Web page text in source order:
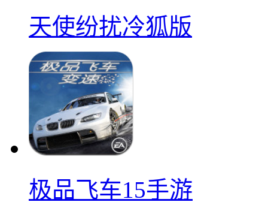
天使纷扰冷狐版
极品飞车15手游